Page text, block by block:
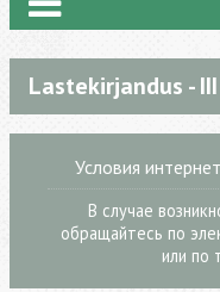
Lastekirjandus -
Условия
В случае
обращайтесь по
или по